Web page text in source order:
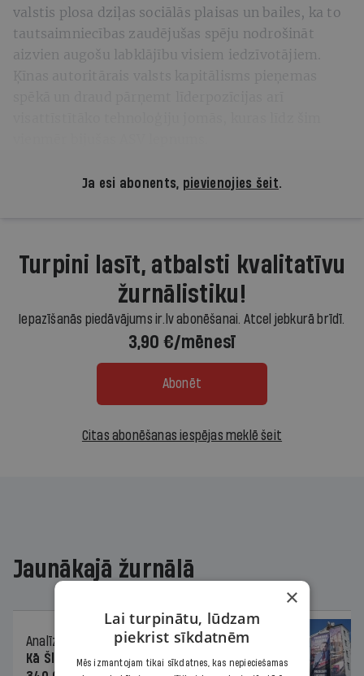
valstis plosa dziļas sociālās plaisas un bailes, ka to
tautsaimniecības zaudējušas spēju nodrošināt
aizvien augošu labklājību visiem iedzīvotājiem.
Ja esi abonents, pievienojies šeit.
Turpini lasīt, atbalsti kvalitatīvu
žurnālistiku!
Iepazīšanās piedāvājums ir.lv abonēšanai. Atcel jebkurā brīdī.
3,90 €/mēnesī
Abonēt
Citas abonēšanas iespējas meklē šeit
Jaunākajā žurnālā
Analīze
06.08.2026.
Kā Šlesera partija palika nesodīta par
×
Lai turpinātu, lūdzam
piekrist sīkdatnēm
Mēs izmantojam tikai sīkdatnes, kas nepieciešamas